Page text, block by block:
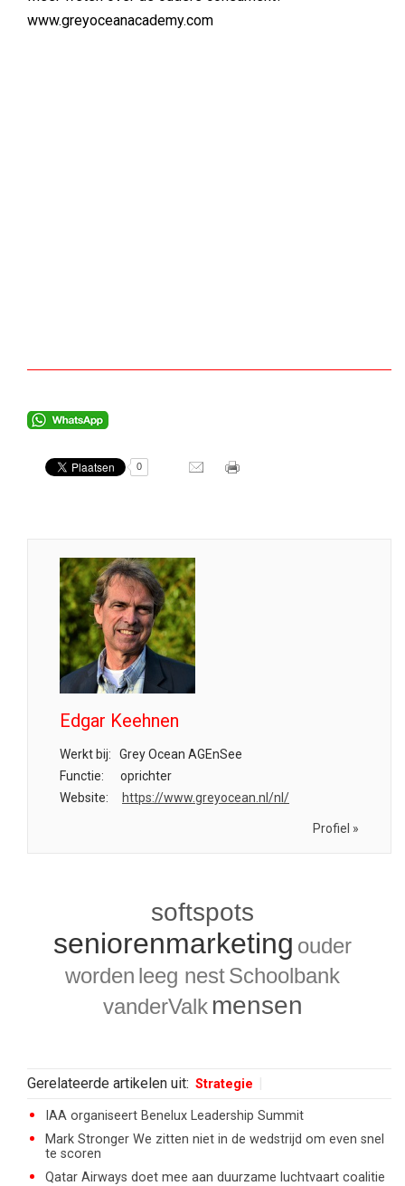
www.greyoceanacademy.com
0
Edgar Keehnen
Werkt bij:
Grey Ocean AGEnSee
Functie:
oprichter
Website:
https://www.greyocean.nl/nl/
Profiel »
softspots
seniorenmarketing ouder
worden leeg nestSchoolbank
vanderValk mensen
Gerelateerde artikelen uit: Strategie
IAA organiseert Benelux Leadership Summit
Mark Stronger We zitten niet in de wedstrijd om even snel
te scoren
Qatar Airways doet mee aan duurzame luchtvaart coalitie